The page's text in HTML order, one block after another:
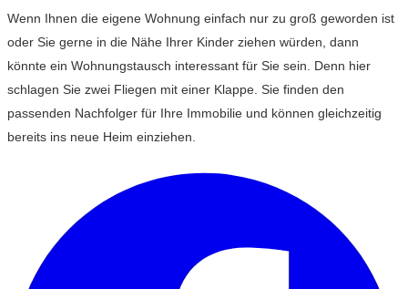
Wenn Ihnen die eigene Wohnung einfach nur zu groß geworden ist
oder Sie gerne in die Nähe Ihrer Kinder ziehen würden, dann
könnte ein Wohnungstausch interessant für Sie sein. Denn hier
schlagen Sie zwei Fliegen mit einer Klappe. Sie finden den
passenden Nachfolger für Ihre Immobilie und können gleichzeitig
bereits ins neue Heim einziehen.